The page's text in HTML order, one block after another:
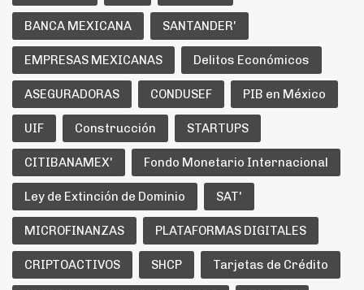
BANCA MEXICANA SANTANDER'
EMPRESAS MEXICANAS Delitos Económicos
ASEGURADORAS CONDUSEF PIB en México
UIF Construcción STARTUPS
CITIBANAMEX' Fondo Monetario Internacional
Ley de Extinción de Dominio SAT'
MICROFINANZAS PLATAFORMAS DIGITALES
CRIPTOACTIVOS SHCP Tarjetas de Crédito